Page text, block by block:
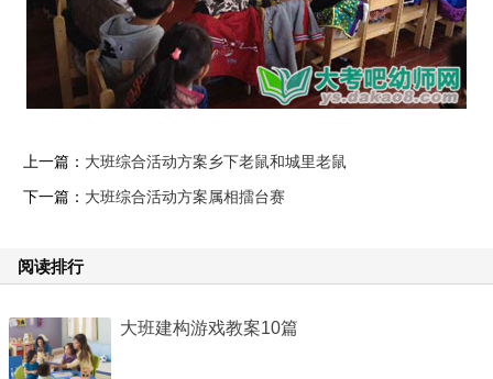
上一篇： 大班综合活动方案乡下老鼠和城里老鼠
下一篇： 大班综合活动方案属相擂台赛
阅读排行
大班建构游戏教案10篇